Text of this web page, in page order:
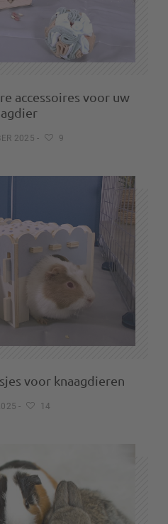
accessoires voor uw
2025 - 9
voor knaagdieren
- 14